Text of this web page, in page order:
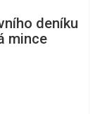
deníku
mince